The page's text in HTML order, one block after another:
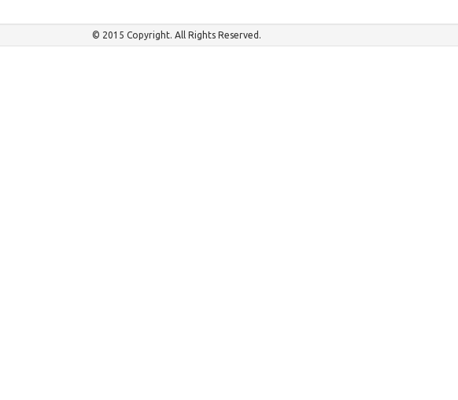
© 2015 Copyright. All Rights Reserved.